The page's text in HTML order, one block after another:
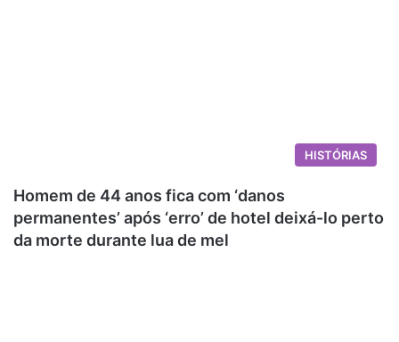
HISTÓRIAS
Homem de 44 anos fica com ‘danos
permanentes’ após ‘erro’ de hotel deixá-lo perto
da morte durante lua de mel